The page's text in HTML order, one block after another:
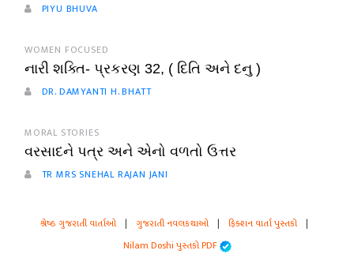
PIYU BHUVA
WOMEN FOCUSED
નારી શક્તિ- પ્રકરણ 32, ( દિતિ અને દનુ )
DR. DAMYANTI H. BHATT
MORAL STORIES
વરસાદને પત્ર અને એનો વળતો ઉત્તર
TR MRS SNEHAL RAJAN JANI
શ્રેષ્ઠ ગુજરાતી વાર્તાઓ | ગુજરાતી નવલકથાઓ | ફિક્શન વાર્તા પુસ્તકો |
Nilam Doshi પુસ્તકો PDF